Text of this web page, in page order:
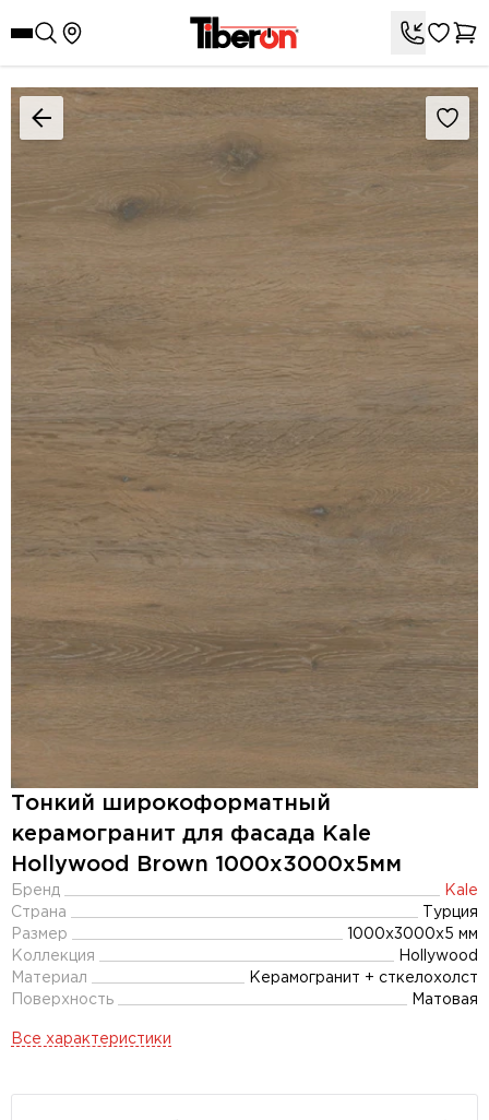
Тонкий широкоформатный
керамогранит для фасада Kale
Hollywood Brown 1000x3000х5мм
Бренд
Kale
Страна
Турция
Размер
1000x3000x5 мм
Коллекция
Hollywood
Материал
Керамогранит + сткелохолст
Поверхность
Матовая
Все характеристики